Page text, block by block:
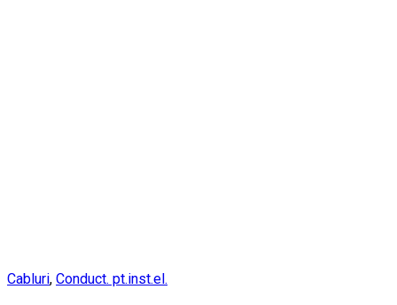
Cabluri, Conduct. pt.inst.el.